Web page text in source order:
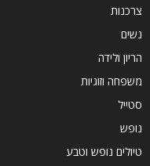
צרכנות
נשים
הריון ולידה
משפחה וזוגיות
סטייל
נופש
טיולים נופש וטבע